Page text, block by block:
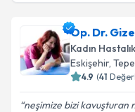
Op. Dr.
Kadın
Eskişehir,
4.9 (41
neşimize bizi kavuşturan